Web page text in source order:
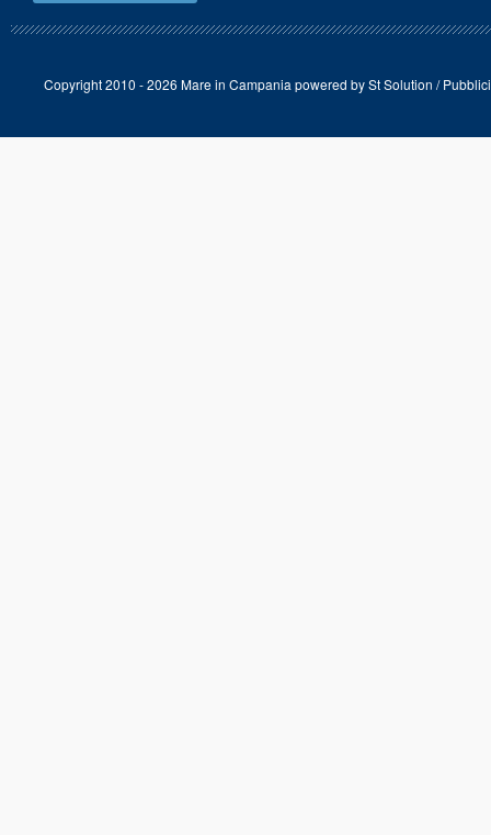
Copyright 2010 - 2026 Mare in Campania powered bySt Solution /